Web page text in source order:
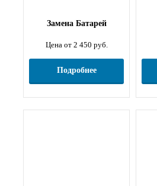
Замена Батарей
Цена от 2 450 руб.
Подробнее